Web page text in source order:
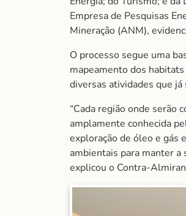
Empresa de Pesquisas
Mineração (ANM),
O processo segue uma
mapeamento dos
diversas atividades que
“Cada região onde serão
amplamente conhecida
exploração de óleo e gás
ambientais para manter a
explicou o Contra-